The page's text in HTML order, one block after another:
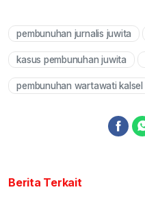
pembunuhan jurnalis juwita
kasus pembunuhan juwita
pembunuhan wartawati kalsel
Berita Terkait